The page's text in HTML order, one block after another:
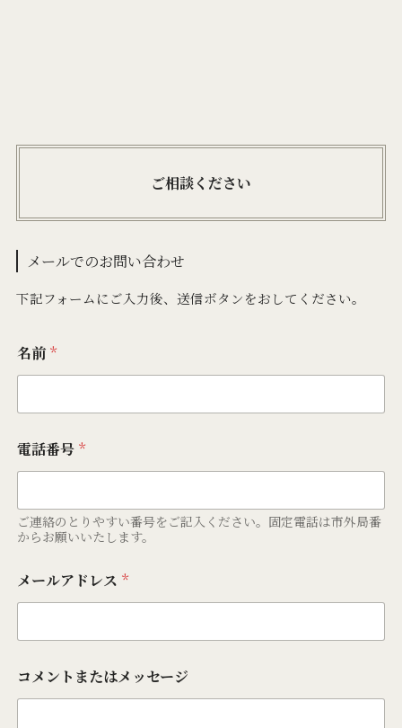
ご相談ください
メールでのお問い合わせ
下記フォームにご入力後、送信ボタンをおしてください。
名前 *
電話番号 *
ご連絡のとりやすい番号をご記入ください。固定電話は市外局番
からお願いいたします。
メールアドレス *
コメントまたはメッセージ